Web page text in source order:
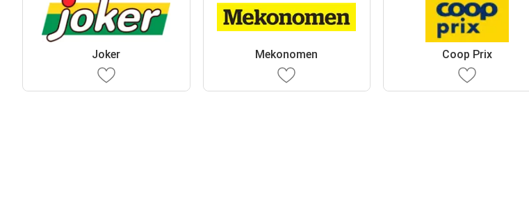
Joker Mekonomen Coop Prix